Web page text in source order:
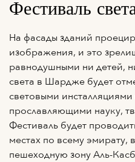
Фестиваль
На фасады зданий
изображения, и это
равнодушными ни детей,
света в Шардже будет
световыми
прославляющими науку,
Фестиваль будет
местах по всему эмирату,
пешеходную зону Аль-